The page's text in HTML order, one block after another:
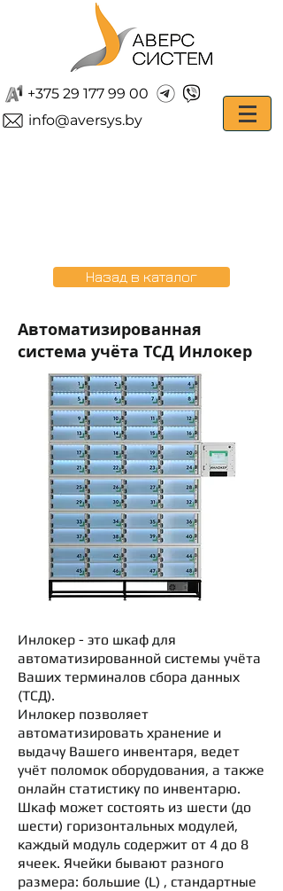
+375 29 177 99 00
info@aversys.by
Назад в каталог
Автоматизированная
система учёта ТСД Инлокер
Инлокер - это шкаф для
автоматизированной системы учёта
Ваших терминалов сбора данных
(ТСД).
Инлокер позволяет
автоматизировать хранение и
выдачу Вашего инвентаря, ведет
учёт поломок оборудования, а также
онлайн статистику по инвентарю.
Шкаф может состоять из шести (до
шести) горизонтальных модулей,
каждый модуль содержит от 4 до 8
ячеек. Ячейки бывают разного
размера: большие (L) , стандартные